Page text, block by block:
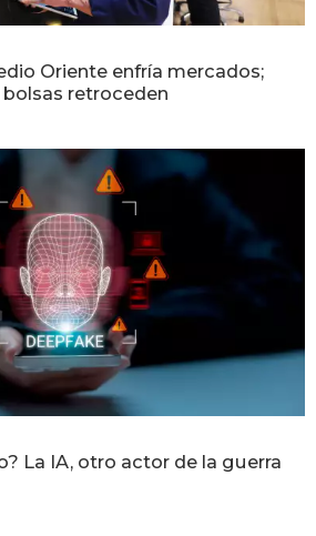
Oriente enfría mercados;
retroceden
La IA, otro actor de la guerra